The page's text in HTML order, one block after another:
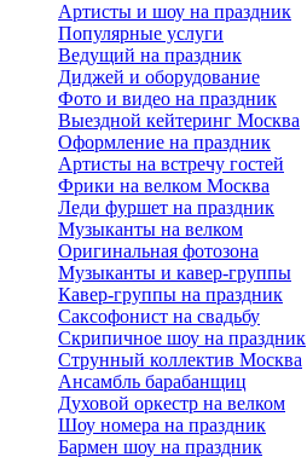
Артисты и шоу на праздник
Популярные услуги
Ведущий на праздник
Диджей и оборудование
Фото и видео на праздник
Выездной кейтеринг Москва
Оформление на праздник
Артисты на встречу гостей
Фрики на велком Москва
Леди фуршет на праздник
Музыканты на велком
Оригинальная фотозона
Музыканты и кавер-группы
Кавер-группы на праздник
Саксофонист на свадьбу
Скрипичное шоу на праздник
Струнный коллектив Москва
Ансамбль барабанщиц
Духовой оркестр на велком
Шоу номера на праздник
Бармен шоу на праздник